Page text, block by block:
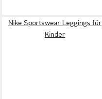
Nike Sportswear Leggings für
Kinder